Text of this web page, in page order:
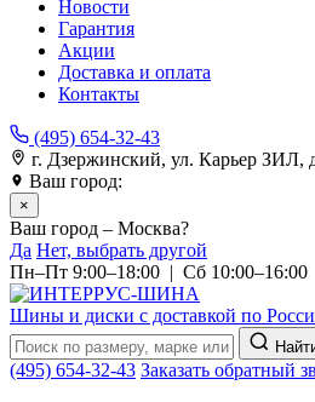
Новости
Гарантия
Акции
Доставка и оплата
Контакты
(495) 654-32-43
г. Дзержинский, ул. Карьер ЗИЛ,
Ваш город:
×
Ваш город – Москва?
Да Нет, выбрать другой
Пн–Пт 9:00–18:00 | Сб 10:00–16:00
Шины и диски с доставкой по
(495) 654-32-43 Заказать обратный